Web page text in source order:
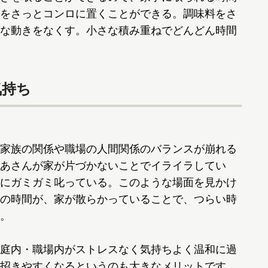
さっとコンロに置くことができる。調味料をさ
動きをなくす。小さな積み重ねでどんどん時間
ち
の関係や職場の人間関係のバランスが崩れる
さんが家が片づかないことでイライラしてい
ガミガミ叱っている。このような場面を見かけ
時間が、家が散らかっていることで、つらい時
・職場内がストレスなく気持ちよく温和に過